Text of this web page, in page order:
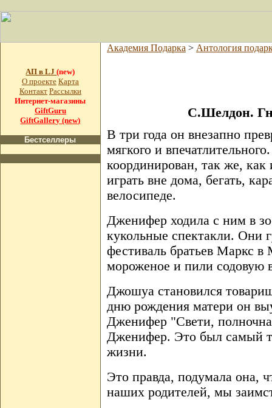
АП в LJ(new)
О проекте Карта
Контакт Рассылки
Интернет-магазины
GiftGuru
GiftGallery (new)
Бестселлеры
Академия Подарка > Антология
С.Шелдон.
В три года он внезапно
мягкого и
координирован, так же, как
играть вне дома, бегать,
велосипеде.
Дженифер ходила с ним в
кукольные спектакли. Они
фестиваль братьев Маркс
мороженое и пили содовую
Джошуа становился
дню рождения матери он
Дженифер "Свети,
Дженифер. Это был самый
жизни.
Это правда, подумала она,
наших родителей, мы